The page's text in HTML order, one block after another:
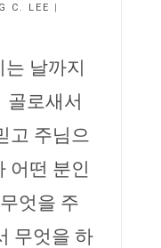
C. LEE
|
날까지
로새서
고 주님으
어떤 분인
엇을 주
무엇을 하